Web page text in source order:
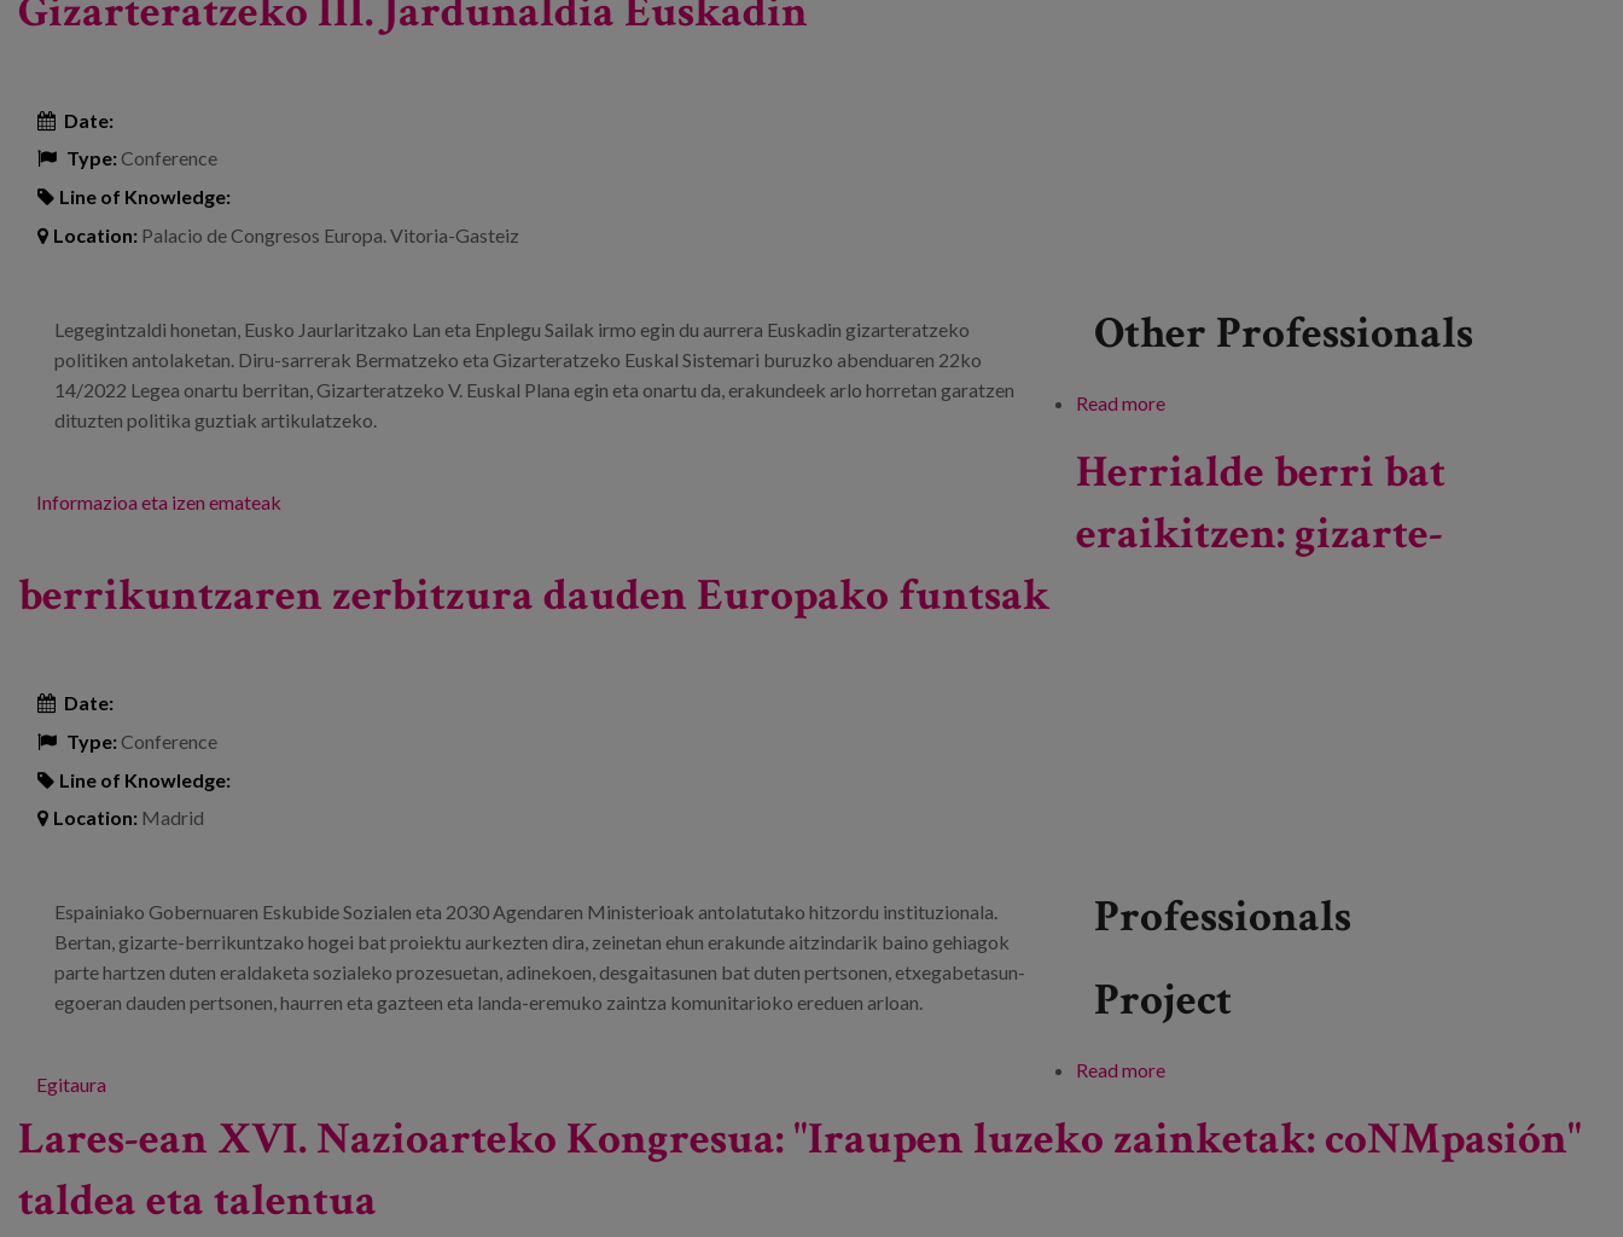
Gizarteratzeko III. Jardunaldia Euskadin
Date:
Type:Conference
Line of Knowledge:
Location: Palacio de Congresos Europa. Vitoria-Gasteiz
Legegintzaldi honetan, Eusko Jaurlaritzako Lan eta Enplegu Sailak irmo egin du aurrera Euskadin gizarteratzeko
politiken antolaketan. Diru-sarrerak Bermatzeko eta Gizarteratzeko Euskal Sistemari buruzko abenduaren 22ko
14/2022 Legea onartu berritan, Gizarteratzeko V. Euskal Plana egin eta onartu da, erakundeek arlo horretan garatzen
dituzten politika guztiak artikulatzeko.
Informazioa eta izen emateak
Other Professionals
Read more
Herrialde berri bat
eraikitzen: gizarte-
berrikuntzaren zerbitzura dauden Europako funtsak
Date:
Type:Conference
Line of Knowledge:
Location: Madrid
Espainiako Gobernuaren Eskubide Sozialen eta 2030 Agendaren Ministerioak antolatutako hitzordu instituzionala.
Bertan, gizarte-berrikuntzako hogei bat proiektu aurkezten dira, zeinetan ehun erakunde aitzindarik baino gehiagok
parte hartzen duten eraldaketa sozialeko prozesuetan, adinekoen, desgaitasunen bat duten pertsonen, etxegabetasun-
egoeran dauden pertsonen, haurren eta gazteen eta landa-eremuko zaintza komunitarioko ereduen arloan.
Egitaura
Professionals
Project
Read more
Lares-ean XVI. Nazioarteko Kongresua: "Iraupen luzeko zainketak: coNMpasión"
taldea eta talentua